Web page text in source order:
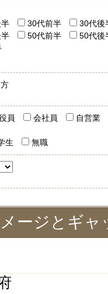
30代前半
30代後
50代前半
50代後
員 会社員
自営業
生
無職
メージとギ